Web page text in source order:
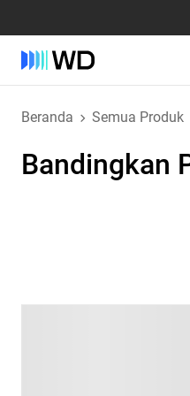
Beranda Semua Produk
Bandingkan